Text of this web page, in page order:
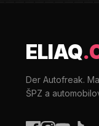
ELIAQ
Der Autofreak.
ŠPZ a